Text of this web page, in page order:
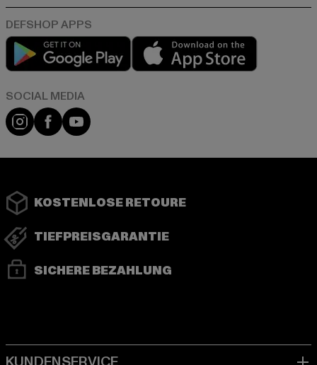
Play market
Instagram
FacebookYouTube
KOSTENLOSE RETOURE
TIEFPREISGARANTIE
SICHERE BEZAHLUNG